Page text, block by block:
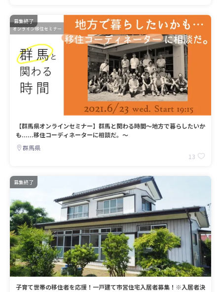
募集終了
【群馬県オンラインセミナー】群馬と関わる時間～地方で暮らしたいか
も......移住コーディネーターに相談だ。～
群馬県
13
募集終了
子育て世帯の移住者を応援！一戸建て市営住宅入居者募集！※入居者決